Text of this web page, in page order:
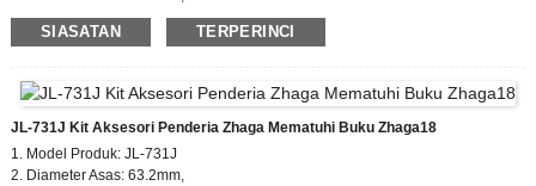
Ketinggian penutup Zhaga: 35mm
3. Sijil: EU zhaga, CE
5. Standard Mematuhi: zhaga book18
SIASATAN TERPERINCI
JL-731J Kit Aksesori Penderia Zhaga Mematuhi Buku Zhaga18
1. Model Produk: JL-731J
2. Diameter Asas: 63.2mm,